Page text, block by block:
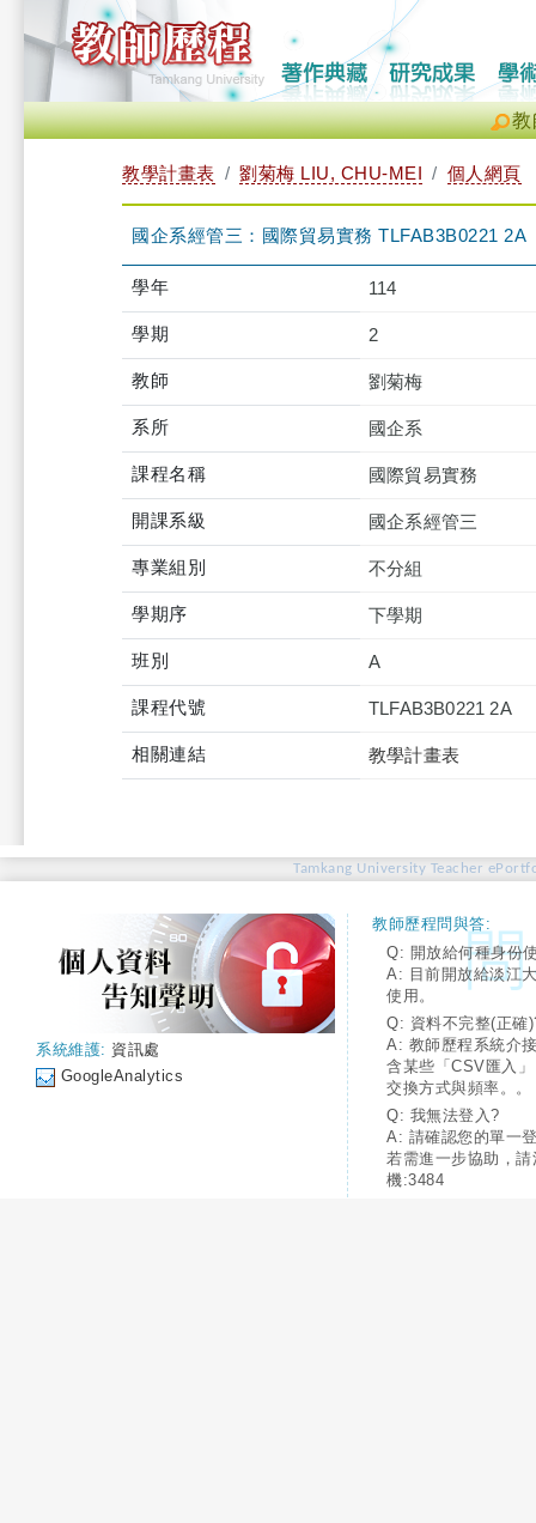
教
教學計畫表 劉菊梅 LIU, CHU-MEI 個人網頁
國企系經管三：國際貿易實務 TLFAB3B0221 2A
學年 114
學期 2
教師 劉菊梅
系所 國企系
課程名稱 國際貿易實務
開課系級 國企系經管三
專業組別 不分組
學期序 下學期
班別 A
課程代號 TLFAB3B0221 2A
相關連結 教學計畫表
Tamkang University Teacher
系統維護: 資訊處
GoogleAnalytics
教師歷程問與答:
Q: 開放給何種身份
A: 目前開放給淡江
使用。
Q: 資料不完整(正確
A: 教師歷程系統介
含某些「CSV匯入
交換方式與頻率。。
Q: 我無法登入?
A: 請確認您的單一
若需進一步協助，
機:3484